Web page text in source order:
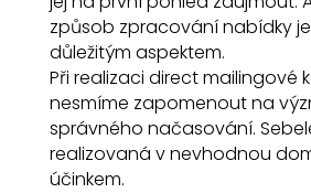
způsob zpracování nabídky
důležitým aspektem.
Při realizaci direct mailingové
nesmíme zapomenout na
správného načasování.
realizovaná v nevhodnou
účinkem.